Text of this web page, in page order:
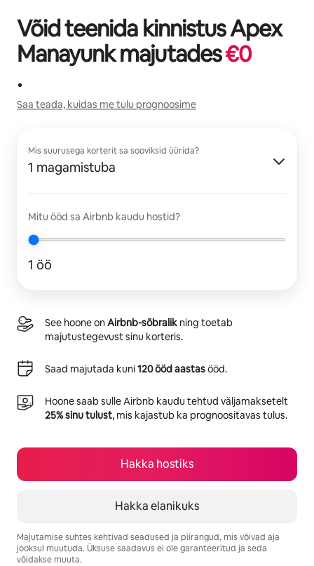
Võid teenida kinnistusApex
Manayunkmajutades€0
.
Saa teada, kuidas me tulu prognoosime
Mis suurusega korterit sa sooviksid üürida?
1 magamistuba
Mitu ööd sa Airbnb kaudu hostid?
1 öö
See hoone onAirbnb-sõbralik ning toetab
majutustegevust sinu korteris.
Saad majutada kuni120 ööd aastasööd.
Hoone saab sulle Airbnb kaudu tehtud väljamaksetelt
25% sinu tulust, mis kajastub ka prognoositavas tulus.
Hakka hostiks
Hakka elanikuks
Majutamise suhtes kehtivad seadused ja piirangud, mis võivad aja
jooksul muutuda. Üksuse saadavus ei ole garanteeritud ja seda
võidakse muuta.